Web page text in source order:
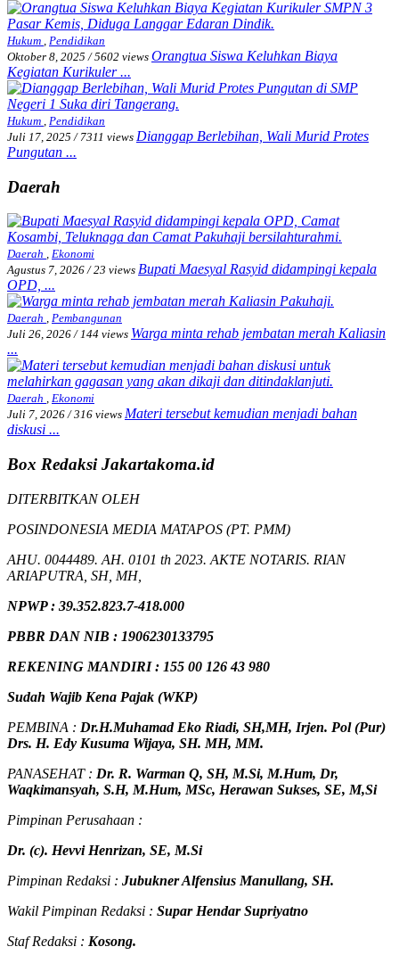
Hukum
Pendidikan
Oktober 8, 2025 / 5602 views Orangtua Siswa Keluhkan Biaya
Kegiatan Kurikuler ...
Hukum
Pendidikan
Juli 17, 2025 / 7311 views Dianggap Berlebihan, Wali Murid Protes
Pungutan ...
Daerah
Daerah , Ekonomi
Agustus 7, 2026 / 23 views Bupati Maesyal Rasyid didampingi kepala
OPD, ...
Daerah , Pembangunan
Juli 26, 2026 / 144 views Warga minta rehab jembatan merah Kaliasin
...
Daerah , Ekonomi
Juli 7, 2026 / 316 views Materi tersebut kemudian menjadi bahan
diskusi ...
Box Redaksi Jakartakoma.id
DITERBITKAN OLEH
POSINDONESIA MEDIA MATAPOS (PT. PMM)
AHU. 0044489. AH. 0101 th 2023. AKTE NOTARIS. RIAN
ARIAPUTRA, SH, MH,
NPWP: 39.352.823.7-418.000
PBBR DAN NIB : 1906230133795
REKENING MANDIRI : 155 00 126 43 980
Sudah Wajib Kena Pajak (WKP)
PEMBINA : Dr.H.Muhamad Eko Riadi, SH,MH, Irjen. Pol (Pur)
Drs. H. Edy Kusuma Wijaya, SH. MH, MM.
PANASEHAT : Dr. R. Warman Q, SH, M.Si, M.Hum, Dr,
Waqkimansyah, S.H, M.Hum, MSc, Herawan Sukses, SE, M,Si
Pimpinan Perusahaan :
Dr. (c). Hevvi Henrizan, SE, M.Si
Pimpinan Redaksi : Jubukner Alfensius Manullang, SH.
Wakil Pimpinan Redaksi : Supar Hendar Supriyatno
Staf Redaksi : Kosong.